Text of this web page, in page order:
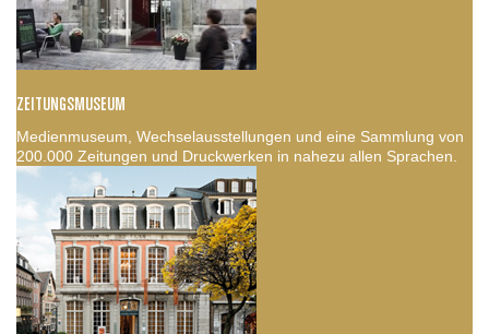
ZEITUNGSMUSEUM
Medienmuseum, Wechselausstellungen und eine Sammlung von
200.000 Zeitungen und Druckwerken in nahezu allen Sprachen.